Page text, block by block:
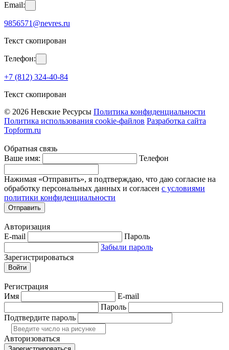
Email:
9856571@nevres.ru
Текст скопирован
Телефон:
+7 (812) 324-40-84
Текст скопирован
© 2026 Невские Ресурсы Политика конфиденциальности
Политика использования cookie-файлов Разработка сайта
Topform.ru
Обратная связь
Ваше имя:
Телефон
Нажимая «Отправить», я подтверждаю, что даю согласие на
обработку персональных данных и согласен с условиями
политики конфиденциальности
Отправить
Авторизация
E-mail
Пароль
Забыли пароль
Зарегистрироваться
Войти
Регистрация
Имя
E-mail
Пароль
Подтвердите пароль
Авторизоваться